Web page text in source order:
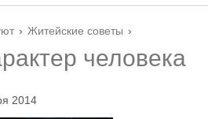
› Житейские советы ›
человека
2014